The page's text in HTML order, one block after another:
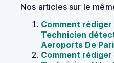
Nos articles sur le
Comment
Technicien
Aeroports De
Comment